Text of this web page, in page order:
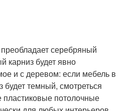
серебряный
карниз будет явно
и с деревом: если мебель в
будет темный, смотреться
пластиковые потолочные